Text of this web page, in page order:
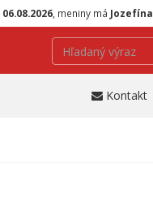
06.08.2026 , meniny má Jozefína
Kontakt